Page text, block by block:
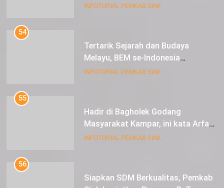
INFOTORIAL PEMKAB SIAK
54
Tertarik Sejarah dan Budaya
Melayu, BEM se-Indonesia
Berkunjung ke Kabupaten Siak
INFOTORIAL PEMKAB SIAK
55
Hadir di Bagholek Godang
Masyarakat Kampar, ini kata Arfan
Usman
INFOTORIAL PEMKAB SIAK
56
Siapkan SDM Berkualitas, Pemkab